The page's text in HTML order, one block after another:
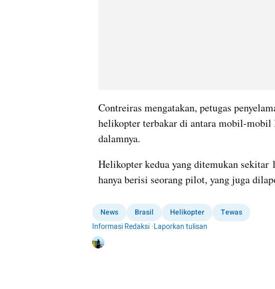
Contreiras mengatakan, petugas
helikopter terbakar di antara mobil-
dalamnya.
Helikopter kedua yang ditemukan
hanya berisi seorang pilot, yang juga
News Brasil Helikopter
Tewas
Informasi Redaksi ·Laporkan tulisan